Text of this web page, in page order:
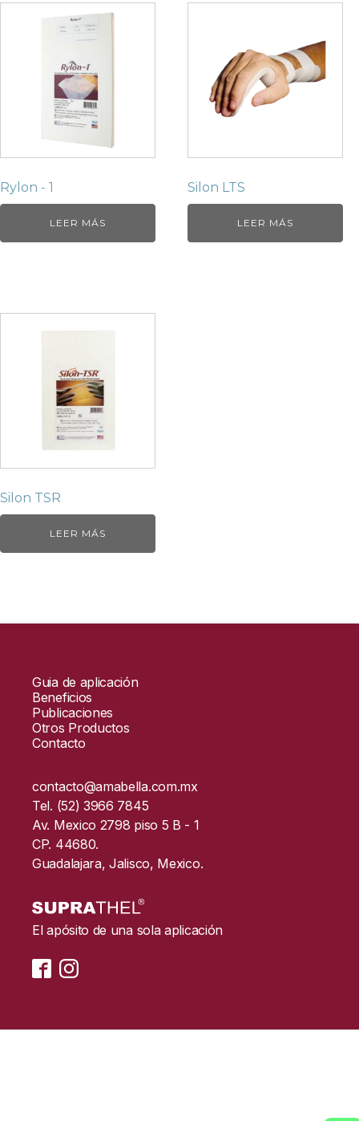
Rylon - 1
LEER MÁS
Silon LTS
LEER MÁS
Silon TSR
LEER MÁS
Guia de aplicación
Beneficios
Publicaciones
Otros Productos
Contacto
contacto@amabella.com.mx
Tel. (52) 3966 7845
Av. Mexico 2798 piso 5 B - 1
CP. 44680.
Guadalajara, Jalisco, Mexico.
El apósito de una sola aplicación